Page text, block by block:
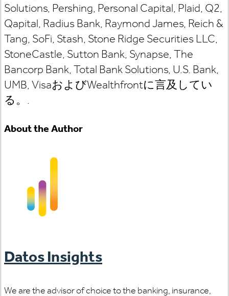
Solutions, Pershing, Personal Capital, Plaid, Q2,
Qapital, Radius Bank, Raymond James, Reich &
Tang, SoFi, Stash, Stone Ridge Securities LLC,
StoneCastle, Sutton Bank, Synapse, The
Bancorp Bank, Total Bank Solutions, U.S. Bank,
UMB, VisaおよびWealthfrontに言及してい
る。.
About the Author
Datos Insights
We are the advisor of choice to the banking, insurance,